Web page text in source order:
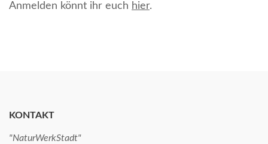
Anmelden könnt ihr euch hier.
KONTAKT
"NaturWerkStadt"